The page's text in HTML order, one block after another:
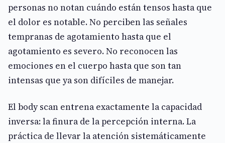
personas no notan cuándo están tensos hasta que
el dolor es notable. No perciben las señales
tempranas de agotamiento hasta que el
agotamiento es severo. No reconocen las
emociones en el cuerpo hasta que son tan
intensas que ya son difíciles de manejar.
El body scan entrena exactamente la capacidad
inversa: la finura de la percepción interna. La
práctica de llevar la atención sistemáticamente